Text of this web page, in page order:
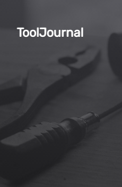
ToolJournal